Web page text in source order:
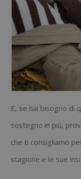
E, se hai bisogno di
sostegno in più,
che ti consigliamo
stagione e le sue